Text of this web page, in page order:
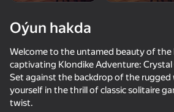
50+ top oýunlar, olary oýnaýar
hatda «oýnamayanlar» hem
Poker Online
76
83
79
Oýun hakda
Welcome to the untamed beauty of the
captivating Klondike Adventure: Crystal
Set against the backdrop of the rugged
yourself in the thrill of classic solitaire
twist.